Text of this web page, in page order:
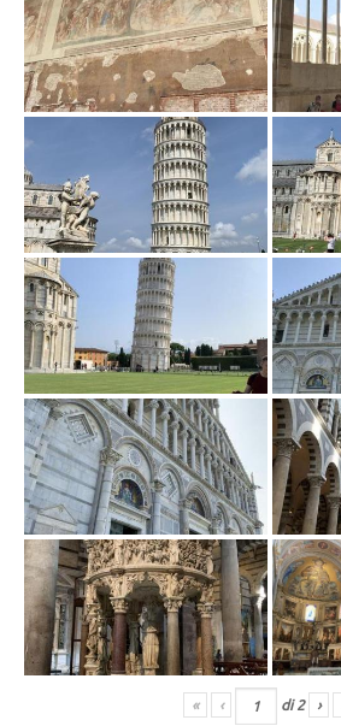
« ‹ di2 ›